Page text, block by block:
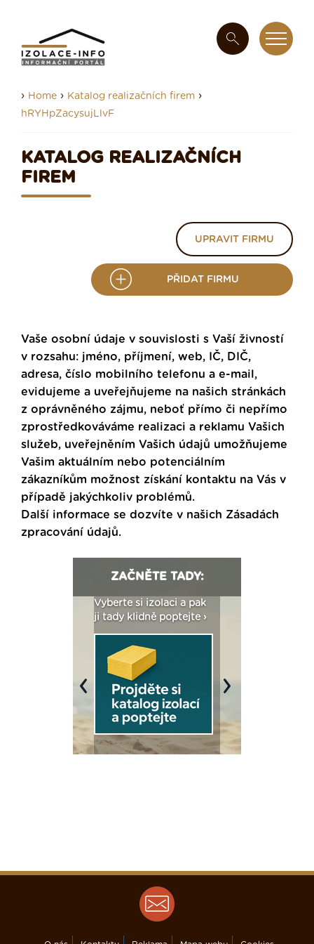
› Home › Katalog realizačních firem ›
hRYHpZacysujLlvF
KATALOG REALIZAČNÍCH
FIREM
UPRAVIT FIRMU
PŘIDAT FIRMU
Vaše osobní údaje v souvislosti s Vaší živností
v rozsahu: jméno, příjmení, web, IČ, DIČ,
adresa, číslo mobilního telefonu a e-mail,
evidujeme a uveřejňujeme na našich stránkách
z oprávněného zájmu, neboť přímo či nepřímo
zprostředkováváme realizaci a reklamu Vašich
služeb, uveřejněním Vašich údajů umožňujeme
Vašim aktuálním nebo potenciálním
zákazníkům možnost získání kontaktu na Vás v
případě jakýchkoliv problémů.
Další informace se dozvíte v našich Zásadách
zpracování údajů.
ZAČNĚTE TADY:
Vyberte si izolaci a pak
ji tady klidně poptejte ›
Previous Next